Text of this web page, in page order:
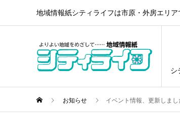
地域情報紙シティライフは市原・外房エリ
シ
お知らせ イベント情報、更新しまし